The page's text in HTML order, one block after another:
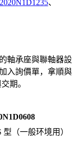
、
軸承座與聯軸器設
入詢價單，拿順與
期。
型（一般环境用）